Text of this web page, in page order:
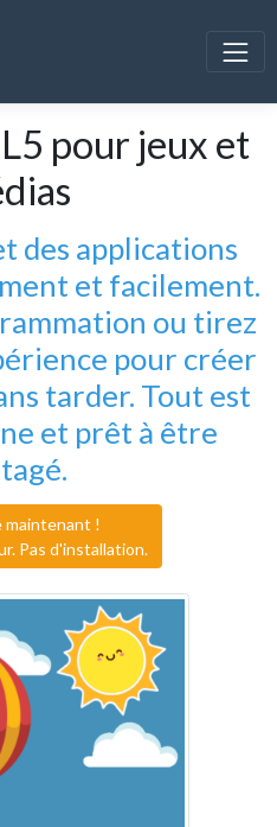
pour jeux et
des applications
et facilement.
ou tirez
pour créer
tarder. Tout est
et prêt à être
maintenant !
Pas d'installation.